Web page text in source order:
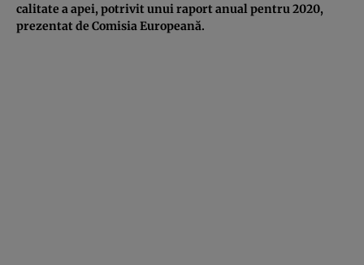
calitate a apei, potrivit unui raport anual pentru 2020,
prezentat de Comisia Europeană.